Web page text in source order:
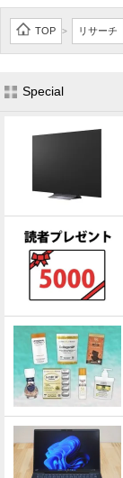
TOP > リサーチ
Special